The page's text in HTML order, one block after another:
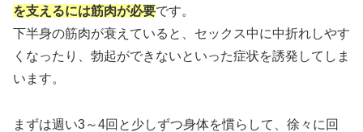
を支えるには筋肉が必要です。
下半身の筋肉が衰えていると、セックス中に中折れしやす
くなったり、勃起ができないといった症状を誘発してしま
います。
まずは週い3～4回と少しずつ身体を慣らして、徐々に回